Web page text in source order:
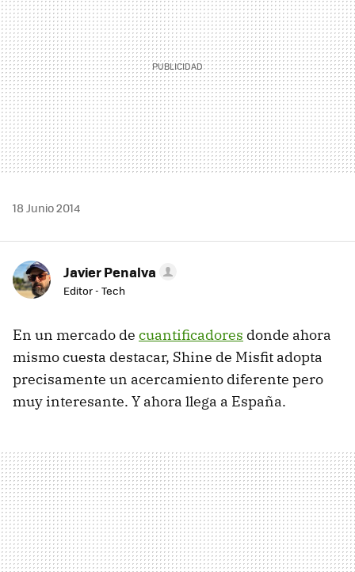
18 Junio 2014
Javier Penalva
Editor - Tech
En un mercado de cuantificadores donde ahora
mismo cuesta destacar, Shine de Misfit adopta
precisamente un acercamiento diferente pero
muy interesante. Y ahora llega a España.